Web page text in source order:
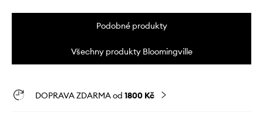
Podobné produkty
Všechny produkty Bloomingville
DOPRAVA ZDARMA od 1800 Kč